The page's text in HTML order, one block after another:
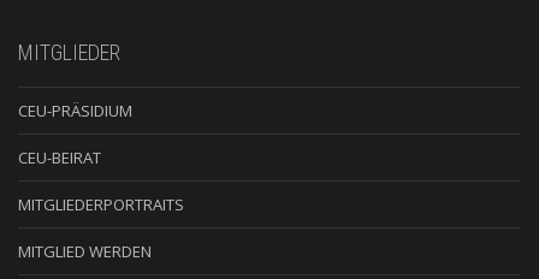
MITGLIEDER
CEU-PRÄSIDIUM
CEU-BEIRAT
MITGLIEDERPORTRAITS
MITGLIED WERDEN